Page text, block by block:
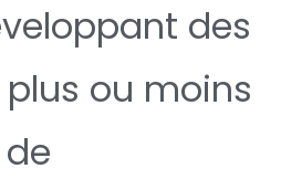
des
ou moins